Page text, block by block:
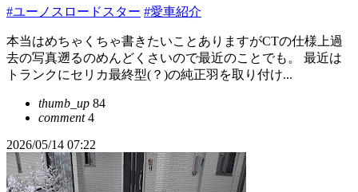
#ユーノスロードスター #愛車紹介
本当はめちゃくちゃ書きたいことありますがCTの仕様上過
去の写真遡るのめんどくさいので最近のことでも。 最近は
トランクにセリカ最終型(？)の純正羽を取り付け...
thumb_up 84
comment4
2026/05/14 07:22